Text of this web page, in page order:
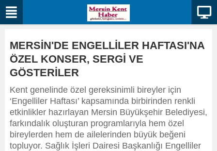
MERSİN'DE ENGELLİLER HAFTASI'NA
ÖZEL KONSER, SERGİ VE
GÖSTERİLER
Kent genelinde özel gereksinimli bireyler için
‘Engelliler Haftası’ kapsamında birbirinden renkli
etkinlikler hazırlayan Mersin Büyükşehir Belediyesi,
farkındalık oluşturan programlarıyla hem özel
bireylerden hem de ailelerinden büyük beğeni
topluyor. Sağlık İşleri Dairesi Başkanlığı Engelliler